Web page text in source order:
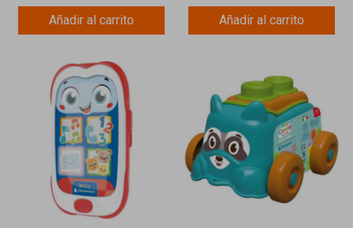
Añadir al carrito Añadir al carrito